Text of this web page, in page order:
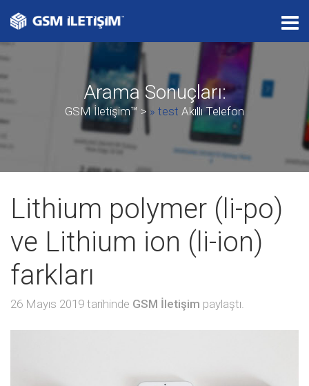
T
o
v
Arama Sonuçları:
GSM İletişim™ > » test Akıllı Telefon
Lithium polymer (li-po)
ve Lithium ion (li-ion)
farkları
26 Mayıs 2019 tarihinde GSM İletişim paylaştı.